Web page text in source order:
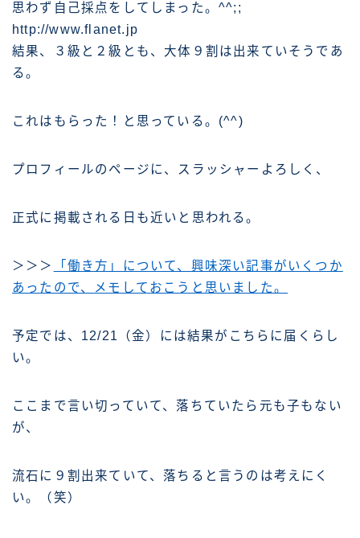
思わず自己採点をしてしまった。^^;;
http://www.flanet.jp
結果、３級と２級とも、大体９割は出来ていそうであ
る。
これはもらった！と思っている。(^^)
プロフィールのページに、スラッシャーよろしく、
正式に掲載される日も近いと思われる。
＞＞＞
「働き方」について、興味深い記事がいくつか
あったので、メモしておこうと思いました。
予定では、12/21（金）には結果がこちらに届くらし
い。
ここまで言い切っていて、落ちていたら元も子もない
が、
流石に９割出来ていて、落ちると言うのは考えにく
い。（笑）